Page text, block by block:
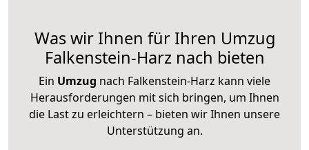
Was wir Ihnen für Ihren Umzug
Falkenstein-Harz nach bieten
Ein Umzug nach Falkenstein-Harz kann viele
Herausforderungen mit sich bringen, um Ihnen
die Last zu erleichtern – bieten wir Ihnen unsere
Unterstützung an.